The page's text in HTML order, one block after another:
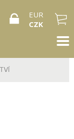
EUR
CZK